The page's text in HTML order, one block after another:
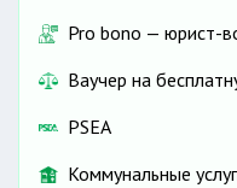
Pro bono — юрист-
Ваучер на
PSEA
Коммунальные